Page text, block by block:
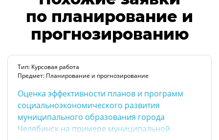
по планирование и
прогнозированию
Тип: Курсовая работа
Предмет: Планирование и прогнозирование
Оценка эффективности планов и программ
социальноэкономического развития
муниципального образования города
Челябинск на примере муниципальной